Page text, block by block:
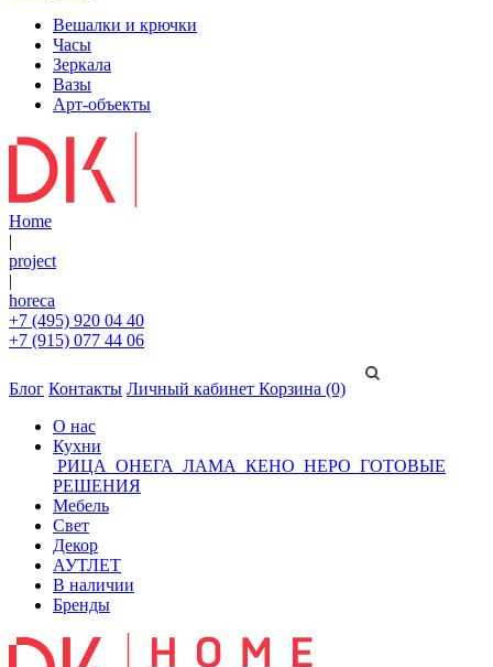
Вешалки и крючки
Часы
Зеркала
Вазы
Арт-объекты
Home
|
project
|
horeca
+7 (495) 920 04 40
+7 (915) 077 44 06
Блог Контакты Личный кабинет Корзина (0)
О нас
Кухни
РИЦА ОНЕГА ЛАМА КЕНО НЕРО ГОТОВЫЕ
РЕШЕНИЯ
Мебель
Свет
Декор
АУТЛЕТ
В наличии
Бренды